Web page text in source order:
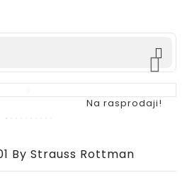

Na rasprodaji!

By Strauss Rottman